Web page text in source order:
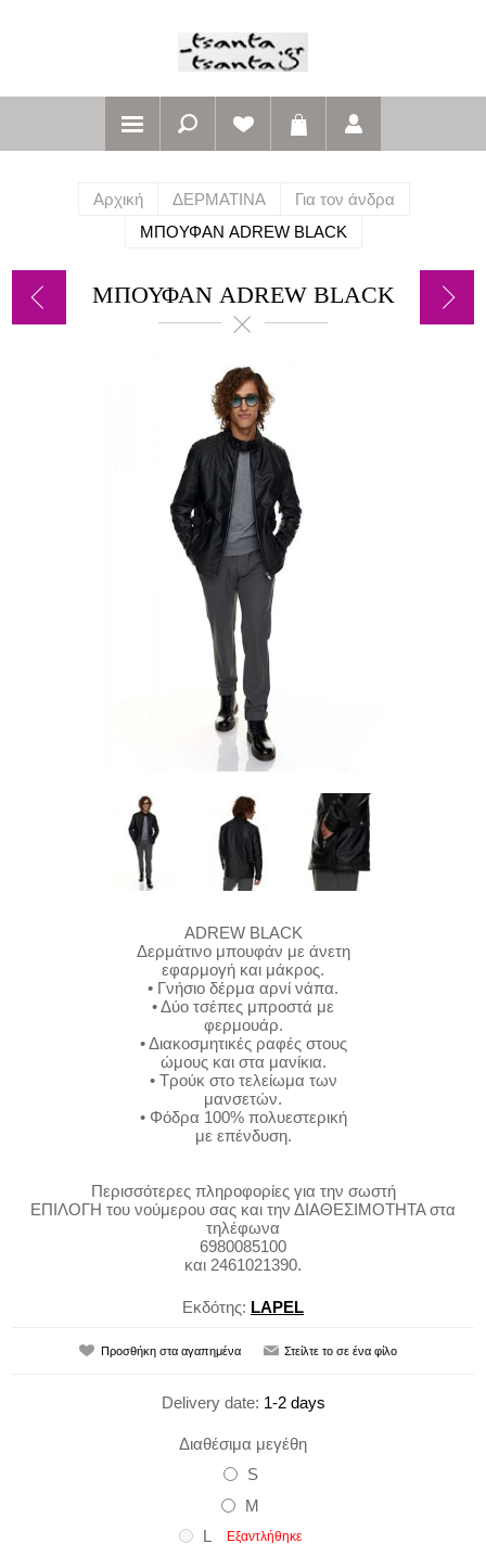
Αρχική ΔΕΡΜΑΤΙΝΑ
Για τον άνδρα
ΜΠΟΥΦΑΝ ADREW BLACK
ΜΠΟΥΦΑΝ ADREW BLACK
ADREW BLACK
Δερμάτινο μπουφάν με άνετη
εφαρμογή και μάκρος.
• Γνήσιο δέρμα αρνί νάπα.
• Δύο τσέπες μπροστά με
φερμουάρ.
• Διακοσμητικές ραφές στους
ώμους και στα μανίκια.
• Τρούκ στο τελείωμα των
μανσετών.
• Φόδρα 100% πολυεστερική
με επένδυση.
Περισσότερες πληροφορίες για την σωστή
ΕΠΙΛΟΓΗ του νούμερου σας και την ΔΙΑΘΕΣΙΜΟΤΗΤΑ στα
τηλέφωνα
6980085100
και 2461021390.
Εκδότης: LAPEL
Delivery date: 1-2 days
Διαθέσιμα μεγέθη
S
M
L
Εξαντλήθηκε